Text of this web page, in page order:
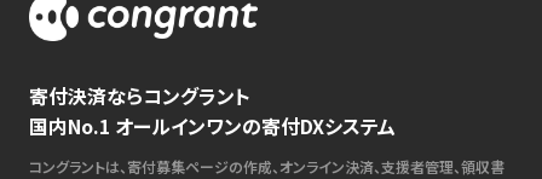
寄付決済ならコングラント
国内No.1 オールインワンの寄付DXシステム
コングラントは、寄付募集ページの作成、オンライン決済、支援者管理、領収書